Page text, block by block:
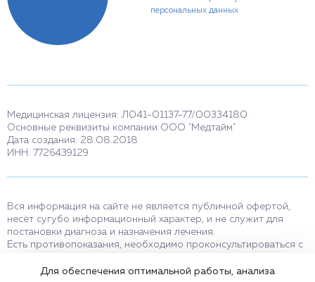
персональных данных
Медицинская лицензия: Л041-01137-77/00334180
Основные реквизиты компании ООО "Медтайм"
Дата создания: 28.08.2018
ИНН: 7726439129
Вся информация на сайте не является публичной офертой,
несёт сугубо информационный характер, и не служит для
постановки диагноза и назначения лечения.
Есть противопоказания, необходимо проконсультироваться с
мессенджерам и в соцсетях носят исключительно
Для обеспечения оптимальной работы, анализа